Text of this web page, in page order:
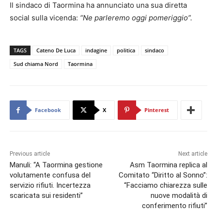
Il sindaco di Taormina ha annunciato una sua diretta
social sulla vicenda: “Ne parleremo oggi pomeriggio”.
TAGS Cateno De Luca indagine politica
sindaco
Sud chiama Nord
Taormina
Facebook X Pinterest
Previous article
Manuli: “A Taormina gestione
volutamente confusa del
servizio rifiuti. Incertezza
scaricata sui residenti”
Next article
Asm Taormina replica al
Comitato “Diritto al Sonno”:
“Facciamo chiarezza sulle
nuove modalità di
conferimento rifiuti”